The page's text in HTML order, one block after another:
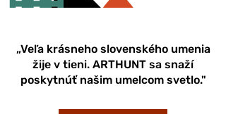
„Veľa krásneho slovenského umenia
žije v tieni. ARTHUNT sa snaží
poskytnúť našim umelcom svetlo."